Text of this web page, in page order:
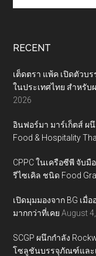
RECENT
เต็ดตรา แพ้ค เปิดตัวบ
ในประเทศไทย สำหรั
2026
อินฟอร์มา มาร์เก็ตส์ ผ
Food & Hospitality
CPPC ในเครือซีพี จับ
รีไซเคิล ชนิด Food
เปิดมุมมองจาก BG เมื่
มากกว่าที่เคย August
SCGP ผนึกกำลัง
โซลูชันบรรจุภัณฑ์และ